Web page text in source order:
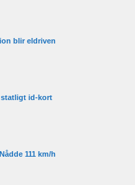
blir eldriven
statligt id-kort
111 km/h